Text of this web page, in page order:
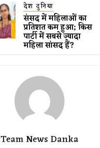
देश दुनिया
संसद में महिलाओं का
प्रतिशत कम ​हुआ​; किस
पार्टी में सबसे ज्यादा
महिला सांसद हैं?
Team News Danka